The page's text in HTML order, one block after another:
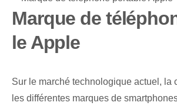
Marque de
le Apple
Sur le marché technologique actuel, la
les différentes marques de